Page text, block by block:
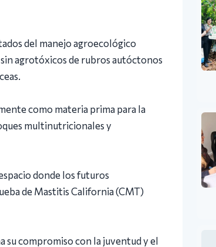
del manejo agroecológico
agrotóxicos de rubros autóctonos
como materia prima para la
multinutricionales y
donde los futuros
de Mastitis California (CMT)
su compromiso con la juventud y el